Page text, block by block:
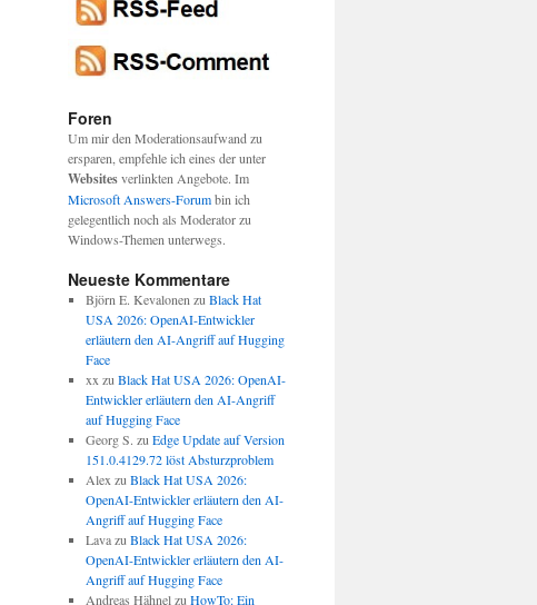
Foren
Um mir den Moderationsaufwand zu
ersparen, empfehle ich eines der unter
Websitesverlinkten Angebote. Im
Microsoft Answers-Forumbin ich
gelegentlich noch als Moderator zu
Windows-Themen unterwegs.
Neueste Kommentare
Björn E. Kevalonen zu Black Hat
USA 2026: OpenAI-Entwickler
erläutern den AI-Angriff auf Hugging
Face
xx zu Black Hat USA 2026: OpenAI-
Entwickler erläutern den AI-Angriff
auf Hugging Face
Georg S. zu Edge Update auf Version
151.0.4129.72 löst Absturzproblem
Alex zu Black Hat USA 2026:
OpenAI-Entwickler erläutern den AI-
Angriff auf Hugging Face
Lavazu Black Hat USA 2026:
OpenAI-Entwickler erläutern den AI-
Angriff auf Hugging Face
Andreas Hähnelzu HowTo: Ein